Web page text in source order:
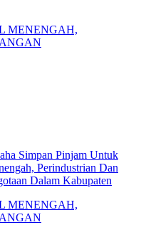
MENENGAH,
Simpan Pinjam Untuk
Perindustrian Dan
Dalam Kabupaten
MENENGAH,